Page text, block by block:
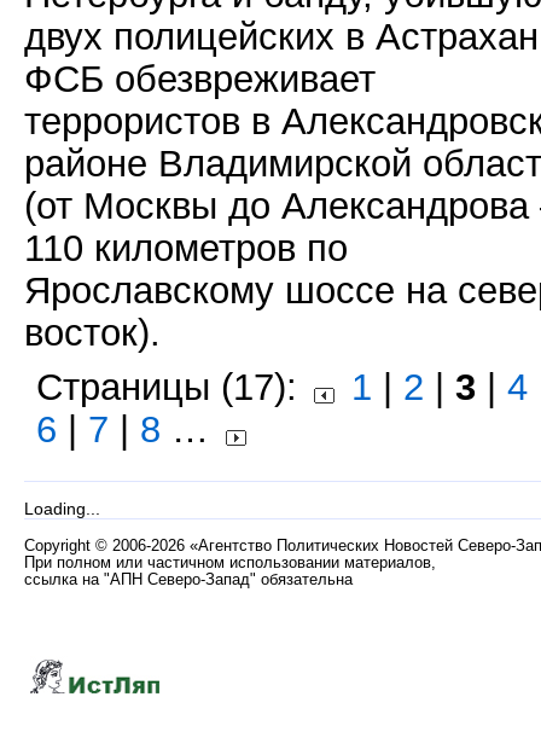
двух полицейских в
ФСБ обезвреживает
террористов в
районе Владимирской
(от Москвы до Александрова
110 километров по
Ярославскому шоссе на
восток).
Страницы (17):
1 2 3 4
6
7 8 …
Loading...
Copyright © 2006-2026 «Агентство Политических Новостей Северо-
При полном или частичном использовании материалов,
ссылка на "АПН Северо-Запад" обязательна